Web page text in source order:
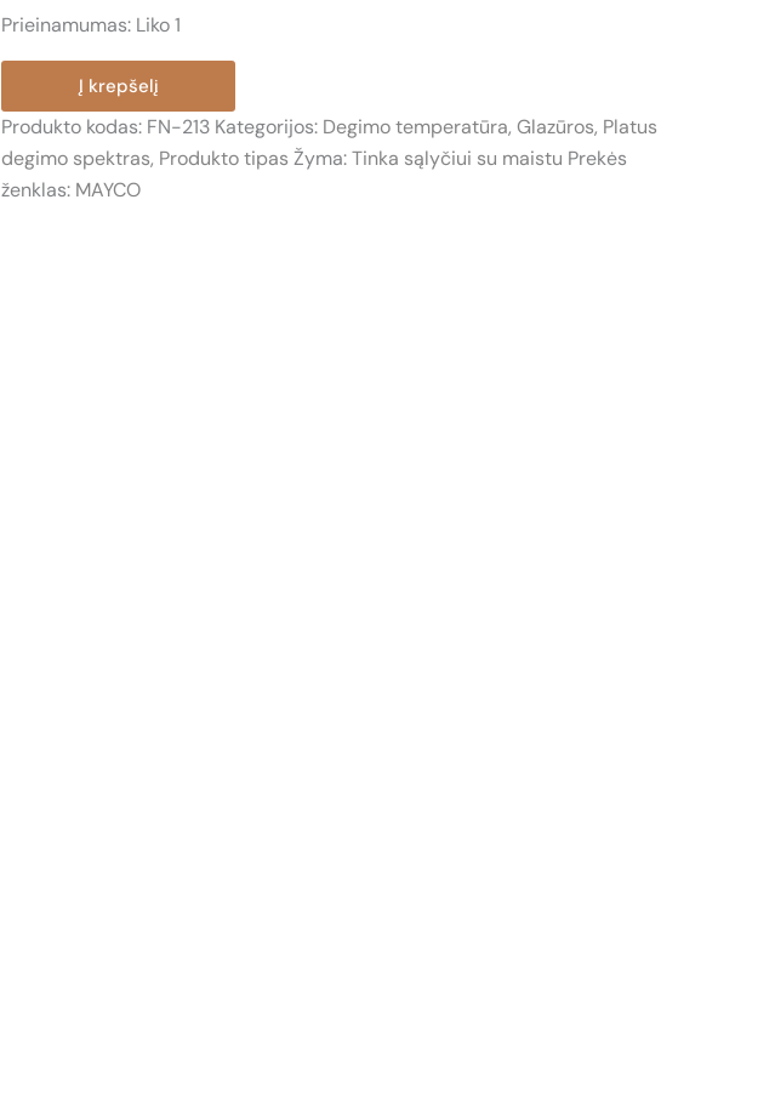
Prieinamumas: Liko 1
produkto
kiekis:
FN-
213
MĖLYNO
Į krepšelį
Produkto kodas: FN-213 Kategorijos: Degimo temperatūra, Glazūros, Platus
degimo spektras, Produkto tipas Žyma:Tinka sąlyčiui su maistu Prekės
ženklas: MAYCO